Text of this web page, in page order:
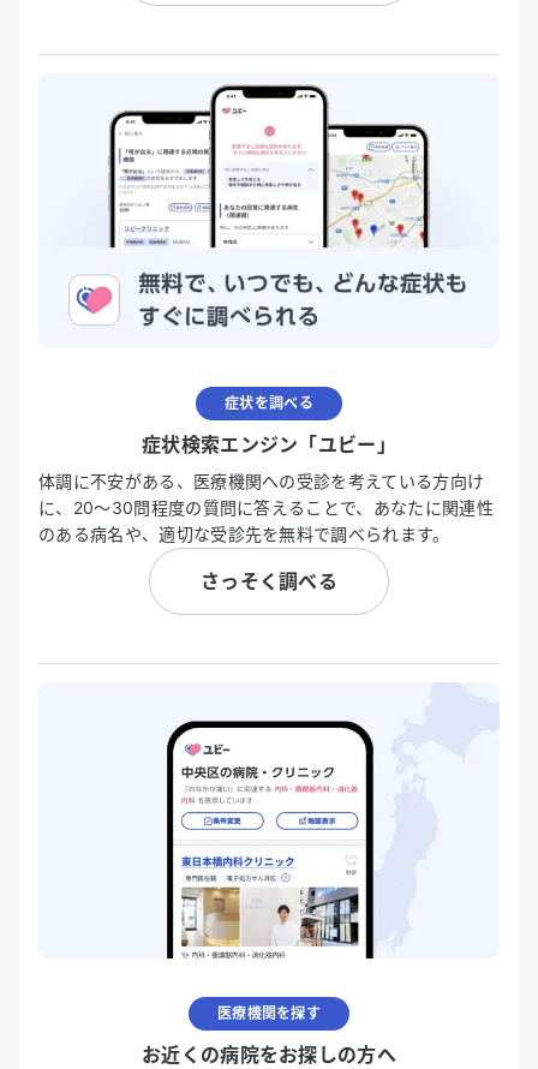
症状を調べる
症状検索エンジン「ユビー」
体調に不安がある、医療機関への受診を考えている方向け
に、20〜30問程度の質問に答えることで、あなたに関連性
のある病名や、適切な受診先を無料で調べられます。
さっそく調べる
医療機関を探す
お近くの病院をお探しの方へ